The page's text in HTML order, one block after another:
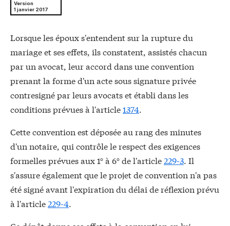
Version
1 janvier 2017
Lorsque les époux s'entendent sur la rupture du
mariage et ses effets, ils constatent, assistés chacun
par un avocat, leur accord dans une convention
prenant la forme d'un acte sous signature privée
contresigné par leurs avocats et établi dans les
conditions prévues à l'article1374.
Cette convention est déposée au rang des minutes
d'un notaire, qui contrôle le respect des exigences
formelles prévues aux 1° à 6° de l'article229-3. Il
s'assure également que le projet de convention n'a pas
été signé avant l'expiration du délai de réflexion prévu
à l'article229-4.